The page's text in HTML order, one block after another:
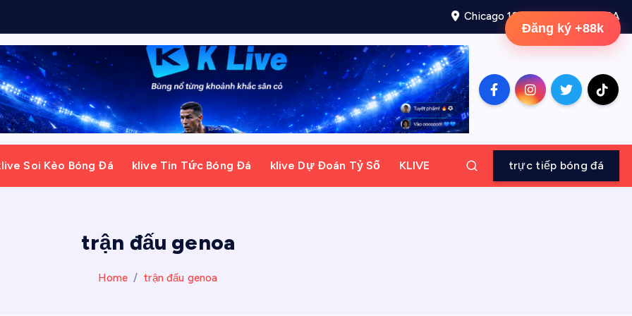
Chicago 12, Melborne City, USA
Soi Kèo Bóng Đá klive Tin Tức Bóng Đá klive Dự Đoán Tỷ Số KLIVE trực tiếp bóng đá
trận đấu genoa
Home trận đấu genoa
Đăng ký +88k